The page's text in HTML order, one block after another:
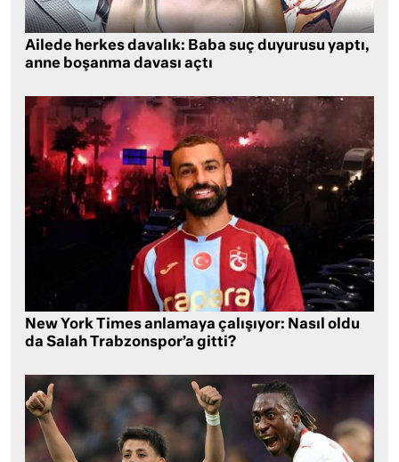
Ailede herkes davalık: Baba suç duyurusu yaptı,
anne boşanma davası açtı
New York Times anlamaya çalışıyor: Nasıl oldu
da Salah Trabzonspor’a gitti?